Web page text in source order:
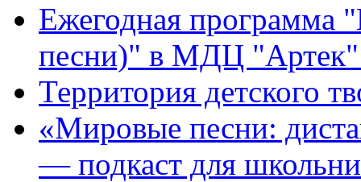
Ежегодная программа
песни)" в МДЦ
Территория детского
«Мировые песни:
— подкаст для